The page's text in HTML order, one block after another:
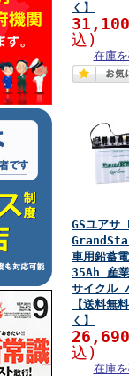
く】
31,100
込)
在庫
GSユアサ
車用鉛蓄
35Ah 産
サイクル
【送料無
く】
26,690
込)
在庫